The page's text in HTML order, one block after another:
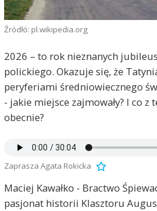
Źródłó: pl.wikipedia.org
2026 – to rok nieznanych
polickiego. Okazuje się, że
peryferiami średniowiecznego
- jakie miejsce zajmowały? I co z
obecnie?
Zaprasza Agata Rokicka
Maciej Kawałko - Bractwo
pasjonat historii Klasztoru